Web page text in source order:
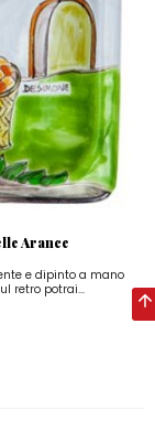
Arance
e dipinto a mano
retro potrai...